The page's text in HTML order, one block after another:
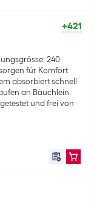
+421
240
für Komfort
absorbiert schnell
an Bäuchlein
und frei von